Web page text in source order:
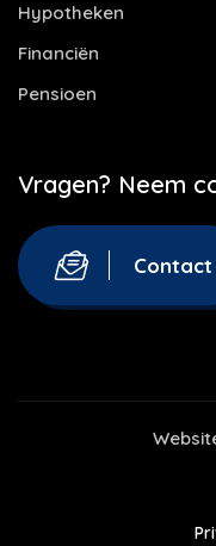
Hypotheken
Financiën
Pensioen
Vragen? Neem
Contact